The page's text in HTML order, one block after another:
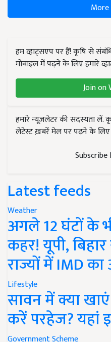
हम व्हाट्सएप पर हैं! कृषि से
मोबाइल में पढ़ने के लिए हमारे
Join on
हमारे न्यूज़लेटर की सदस्यता लें.
लेटेस्ट ख़बरें मेल पर पढ़ने के लिए
Latest feeds
Weather
अगले 12 घंटों के
कहर! यूपी,
राज्यों में IMD
Lifestyle
सावन में क्या
करें परहेज? यहां
Government Scheme